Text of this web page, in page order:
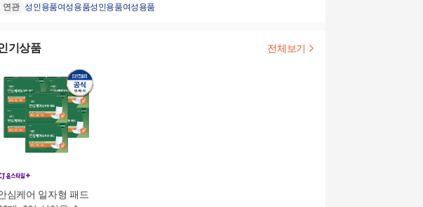
연관 성인용품여성용품성인용품여성용품
기상품 전체보기
심케어 일자형 패드